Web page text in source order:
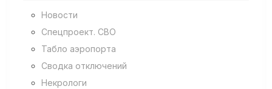
Новости
Спецпроект. СВО
Табло аэропорта
Сводка отключений
Некрологи